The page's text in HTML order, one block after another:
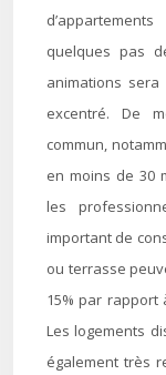
quelques pas
animations sera
excentré. De
commun,
en moins de 30
les
important de
ou terrasse
15% par rapport
Les logements
également très